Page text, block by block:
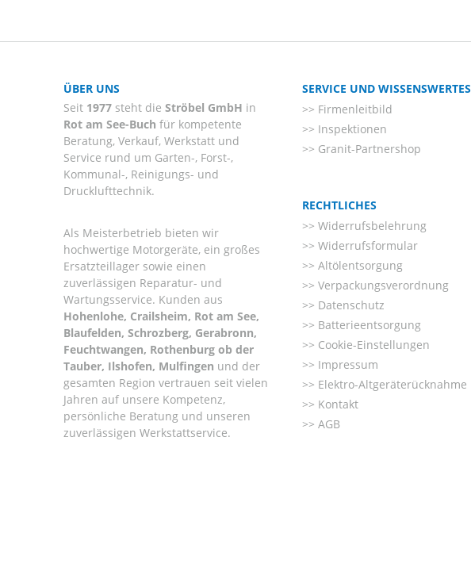
ÜBER UNS
Seit 1977 steht die Ströbel GmbH in
Rot am See-Buch für kompetente
Beratung, Verkauf, Werkstatt und
Service rund um Garten-, Forst-,
Kommunal-, Reinigungs- und
Drucklufttechnik.
Als Meisterbetrieb bieten wir
hochwertige Motorgeräte, ein großes
Ersatzteillager sowie einen
zuverlässigen Reparatur- und
Wartungsservice. Kunden aus
Hohenlohe, Crailsheim, Rot am See,
Blaufelden, Schrozberg, Gerabronn,
Feuchtwangen, Rothenburg ob der
Tauber, Ilshofen, Mulfingen und der
gesamten Region vertrauen seit vielen
Jahren auf unsere Kompetenz,
persönliche Beratung und unseren
zuverlässigen Werkstattservice.
SERVICE UND WISSENSWERTES
Firmenleitbild
Inspektionen
Granit-Partnershop
RECHTLICHES
Widerrufsbelehrung
Widerrufsformular
Altölentsorgung
Verpackungsverordnung
Datenschutz
Batterieentsorgung
Cookie-Einstellungen
Impressum
Elektro-Altgeräterücknahme
Kontakt
AGB